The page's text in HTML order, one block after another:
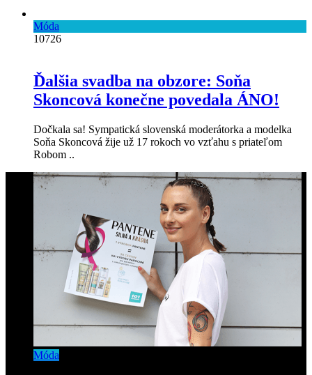
Móda
10726
Ďalšia svadba na obzore: Soňa
Skoncová konečne povedala ÁNO!
Dočkala sa! Sympatická slovenská moderátorka a modelka
Soňa Skoncová žije už 17 rokoch vo vzťahu s priateľom
Robom ..
Móda